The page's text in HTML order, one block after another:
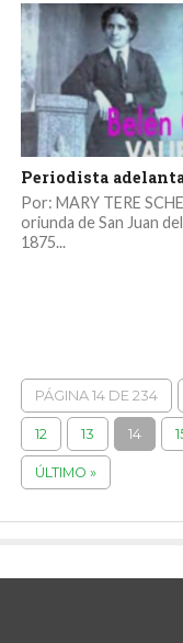
Periodista
Por: MARY TERE
oriunda de San Juan
1875...
PÁGINA 14 DE 234
12 13 14
ÚLTIMO »